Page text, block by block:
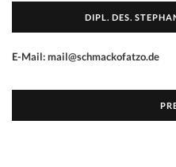
DIPL. DES.
E-Mail: mail@schmackofatzo.de